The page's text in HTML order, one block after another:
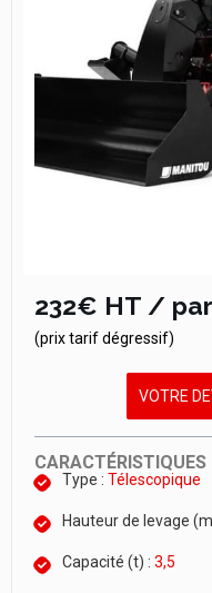
232€ HT /
(prix tarif dégressif)
VOTRE
CARACTÉRISTIQUES
Type : Télescopique
Hauteur de levage
Capacité (t) : 3,5